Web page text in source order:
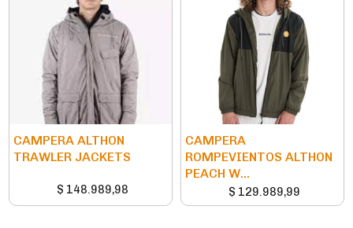
CAMPERA ALTHON
TRAWLER JACKETS
$ 148.989,98
CAMPERA
ROMPEVIENTOS ALTHON
PEACH W...
$ 129.989,99